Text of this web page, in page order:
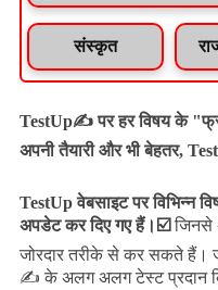
संस्कृत
TestUp✍️ पर हर विषय के
अपनी तैयारी और भी बेहतर,
TestUp वेबसाइट पर विभिन्न
अपडेट कर दिए गए हैं। ☑️ जिनसे
जोरदार तरीके से कर सकते हैं।
✍️ के अलग अलग टेस्ट प्रदान